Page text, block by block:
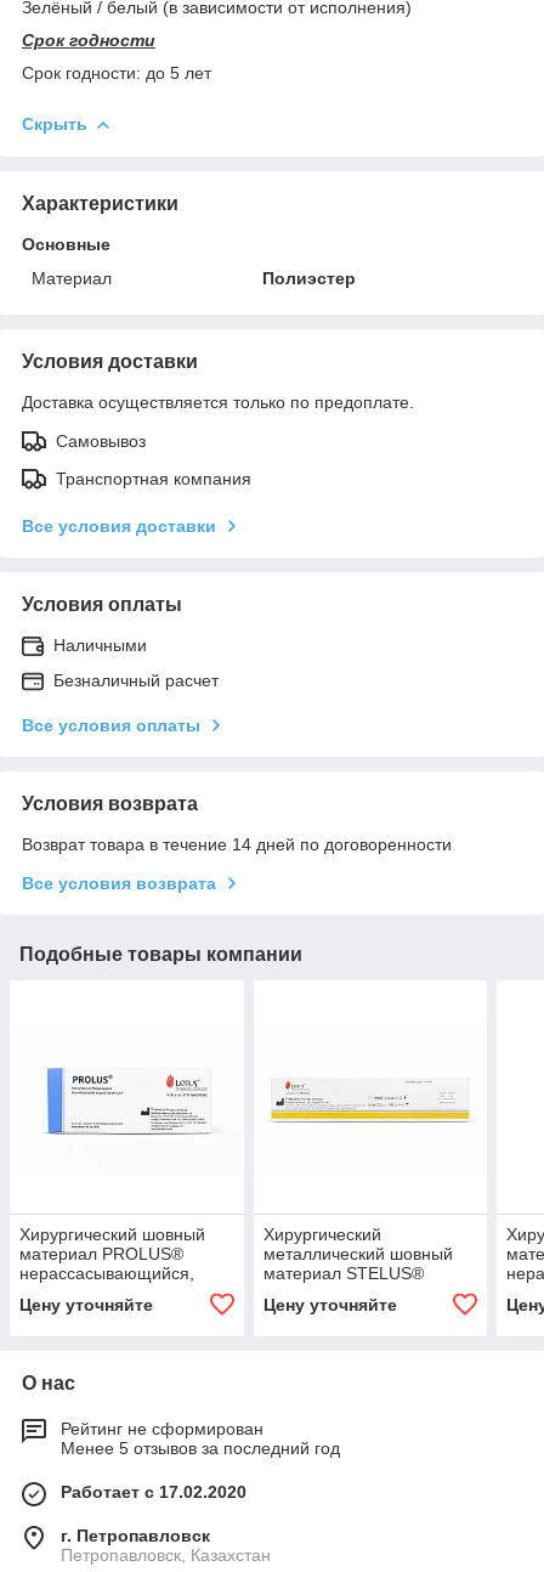
Зелёный / белый (в зависимости от исполнения)
Срок годности
Срок годности: до 5 лет
Скрыть
Характеристики
Основные
Материал
Полиэстер
Условия доставки
Доставка осуществляется только по предоплате.
Самовывоз
Транспортная компания
Все условия доставки
Условия оплаты
Наличными
Безналичный расчет
Все условия оплаты
Условия возврата
Возврат товара в течение 14 дней по договоренности
Все условия возврата
Подобные товары компании
Хирургический шовный
материал PROLUS®
нерассасывающийся,
полипропилен
Цену уточняйте
Хирургический
металлический шовный
материал STELUS®
монофиламентный из
Цену уточняйте
О нас
Рейтинг не сформирован
Менее 5 отзывов за последний год
Работает с 17.02.2020
г. Петропавловск
Петропавловск, Казахстан